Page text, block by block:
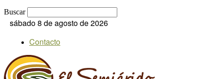
Buscar
sábado 8 de agosto de 2026
Contacto